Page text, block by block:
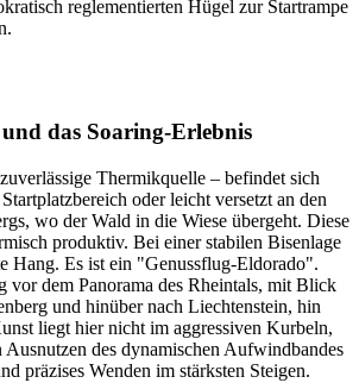
reglementierten Hügel zur Startrampe
das Soaring-Erlebnis
Thermikquelle – befindet sich
oder leicht versetzt an den
wo der Wald in die Wiese übergeht. Diese
produktiv. Bei einer stabilen Bisenlage
Hang. Es ist ein "Genussflug-Eldorado".
vor dem Panorama des Rheintals, mit Blick
und hinüber nach Liechtenstein, hin
liegt hier nicht im aggressiven Kurbeln,
des dynamischen Aufwindbandes
präzises Wenden im stärksten Steigen.